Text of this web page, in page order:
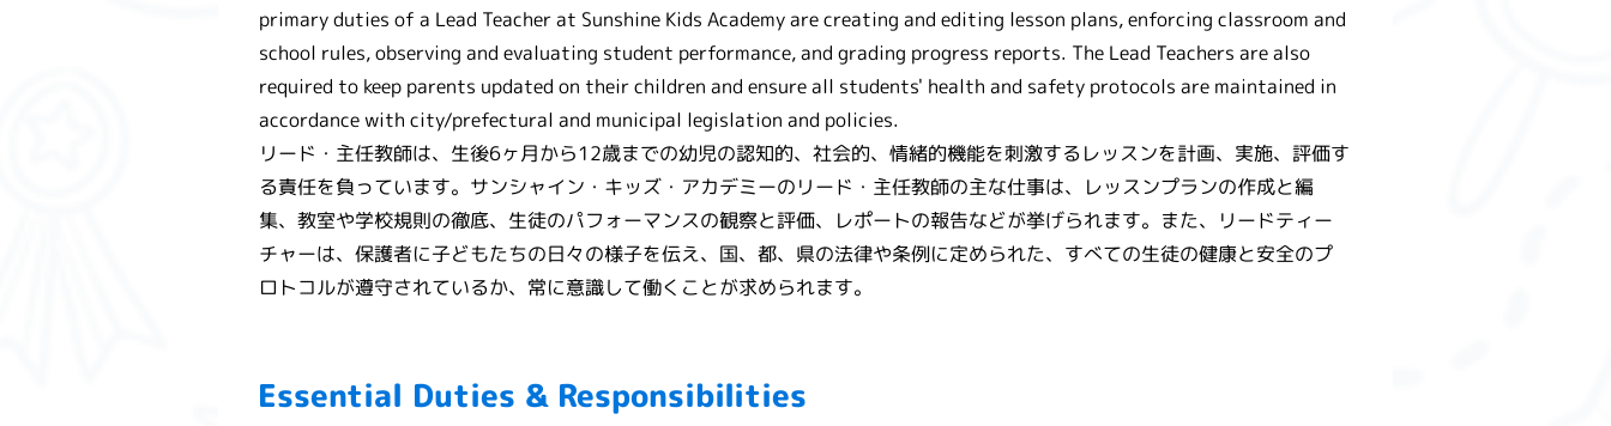
primary duties of a Lead Teacher at Sunshine Kids Academy are creating and editing lesson plans, enforcing classroom and
school rules, observing and evaluating student performance, and grading progress reports. The Lead Teachers are also
required to keep parents updated on their children and ensure all students' health and safety protocols are maintained in
accordance with city/prefectural and municipal legislation and policies.
リード・主任教師は、生後6ヶ月から12歳までの幼児の認知的、社会的、情緒的機能を刺激するレッスンを計画、実施、評価す
る責任を負っています。サンシャイン・キッズ・アカデミーのリード・主任教師の主な仕事は、レッスンプランの作成と編
集、教室や学校規則の徹底、生徒のパフォーマンスの観察と評価、レポートの報告などが挙げられます。また、リードティー
チャーは、保護者に子どもたちの日々の様子を伝え、国、都、県の法律や条例に定められた、すべての生徒の健康と安全のプ
ロトコルが遵守されているか、常に意識して働くことが求められます。
Essential Duties & Responsibilities